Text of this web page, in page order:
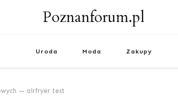
Poznanforum.pl
Uroda Moda Zakupy
— airfryer test